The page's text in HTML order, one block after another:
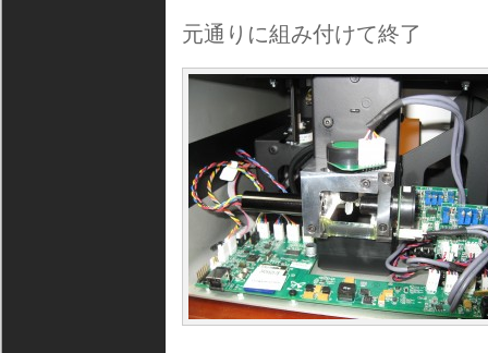
元通りに組み付けて終了